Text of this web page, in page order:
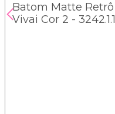
Batom Matte Retrô
Vivai Cor 2 - 3242.1.1